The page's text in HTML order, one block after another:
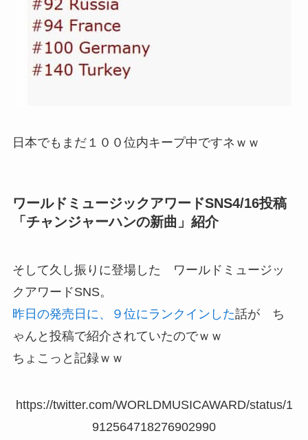
日本でもまだ１００位内キープ中ですネｗｗ
ワールドミュージックアワードSNS4/16投稿
「チャンジャーハンの新曲」紹介
そして久し振りに登場した ワールドミュージッ
クアワードSNS。
昨日の発売日に、９位にランクインした話が ち
ゃんと投稿で紹介されていたのでｗｗ
ちょこっと記録ｗｗ
https://twitter.com/WORLDMUSICAWARD/status/1
912564718276902990